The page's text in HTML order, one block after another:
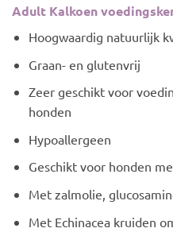
Adult Kalkoen
Hoogwaardig natuurlijk
Graan- en glutenvrij
Zeer geschikt voor
honden
Hypoallergeen
Geschikt voor honden
Met zalmolie,
Met Echinacea kruiden